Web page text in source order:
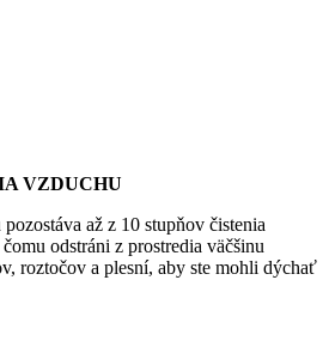
VZDUCHU
až z 10 stupňov čistenia
odstráni z prostredia väčšinu
roztočov a plesní, aby ste mohli dýchať